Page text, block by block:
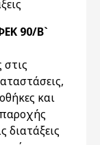
90/Β`
και
διατάξεις